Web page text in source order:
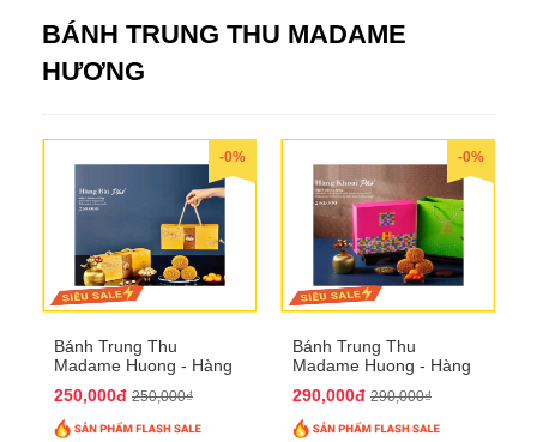
BÁNH TRUNG THU MADAME
HƯƠNG
-0%
Bánh Trung Thu
Madame Huong - Hàng
250,000đ 250,000₫
-0%
Bánh Trung Thu
Madame Huong - Hàng
290,000đ 290,000₫